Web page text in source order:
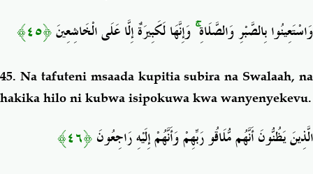
وَاسْتَعِينُوا بِالصَّبْرِ وَالصَّلَاةِۚوَإِنَّهَا لَكَبِيرَةٌ إِلَّا عَلَى الْخَاشِعِينَ﴿٤٥﴾
45. Na tafuteni msaada kupitia subira na Swalaah, na
hakika hilo ni kubwa isipokuwa kwa wanyenyekevu.
الَّذِينَ يَظُنُّونَ أَنَّهُم مُّلَاقُو رَبِّهِمْ وَأَنَّهُمْ إِلَيْهِ رَاجِعُونَ﴿٤٦﴾